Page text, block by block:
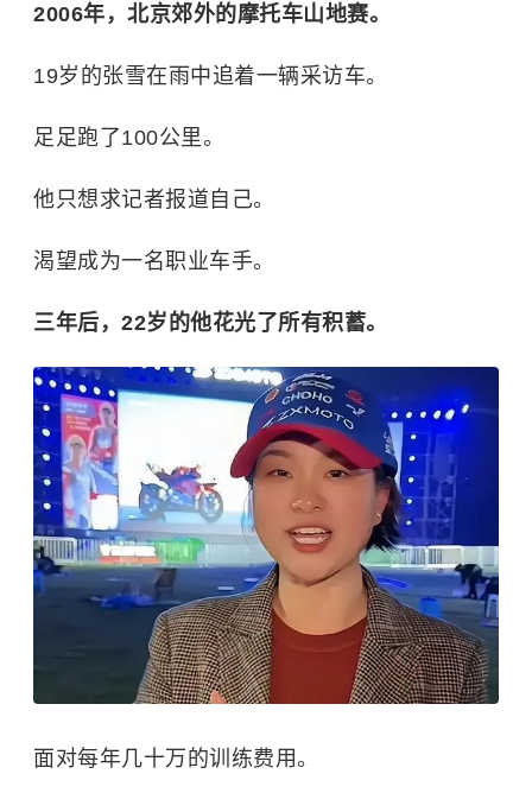
2006年，北京郊外的摩托车山地赛。
19岁的张雪在雨中追着一辆采访车。
足足跑了100公里。
他只想求记者报道自己。
渴望成为一名职业车手。
三年后，22岁的他花光了所有积蓄。
面对每年几十万的训练费用。